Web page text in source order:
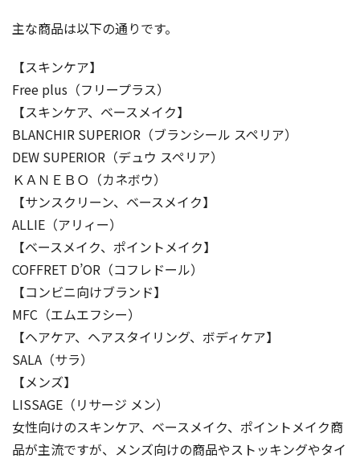
主な商品は以下の通りです。
【スキンケア】
Free plus（フリープラス）
【スキンケア、ベースメイク】
BLANCHIR SUPERIOR（ブランシール スペリア）
DEW SUPERIOR（デュウ スペリア）
ＫＡＮＥＢＯ（カネボウ）
【サンスクリーン、ベースメイク】
ALLIE（アリィー）
【ベースメイク、ポイントメイク】
COFFRET D’OR（コフレドール）
【コンビニ向けブランド】
MFC（エムエフシー）
【ヘアケア、ヘアスタイリング、ボディケア】
SALA（サラ）
【メンズ】
LISSAGE（リサージ メン）
女性向けのスキンケア、ベースメイク、ポイントメイク商
品が主流ですが、メンズ向けの商品やストッキングやタイ